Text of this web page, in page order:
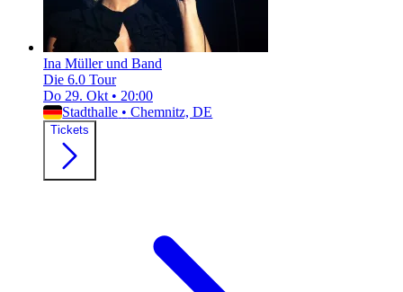
Ina Müller und Band
Die 6.0 Tour
Do 29. Okt • 20:00
Stadthalle • Chemnitz, DE
Tickets